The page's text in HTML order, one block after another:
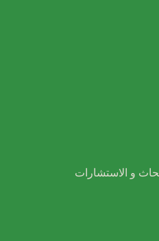
و الاستشارات